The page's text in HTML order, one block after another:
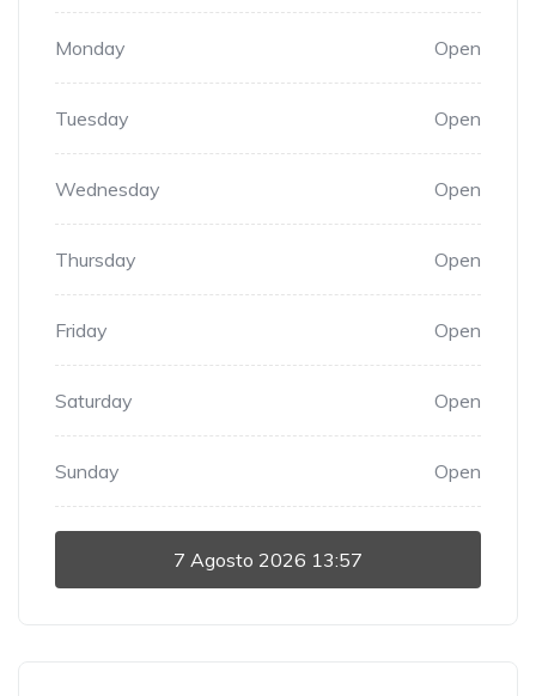
Monday Open
Tuesday Open
Wednesday Open
Thursday Open
Friday Open
Saturday Open
Sunday Open
7 Agosto 2026 13:57